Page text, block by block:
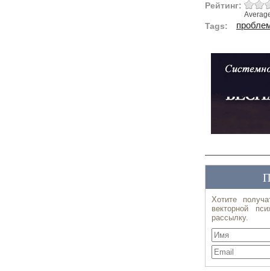
Рейтинг:
Tags: